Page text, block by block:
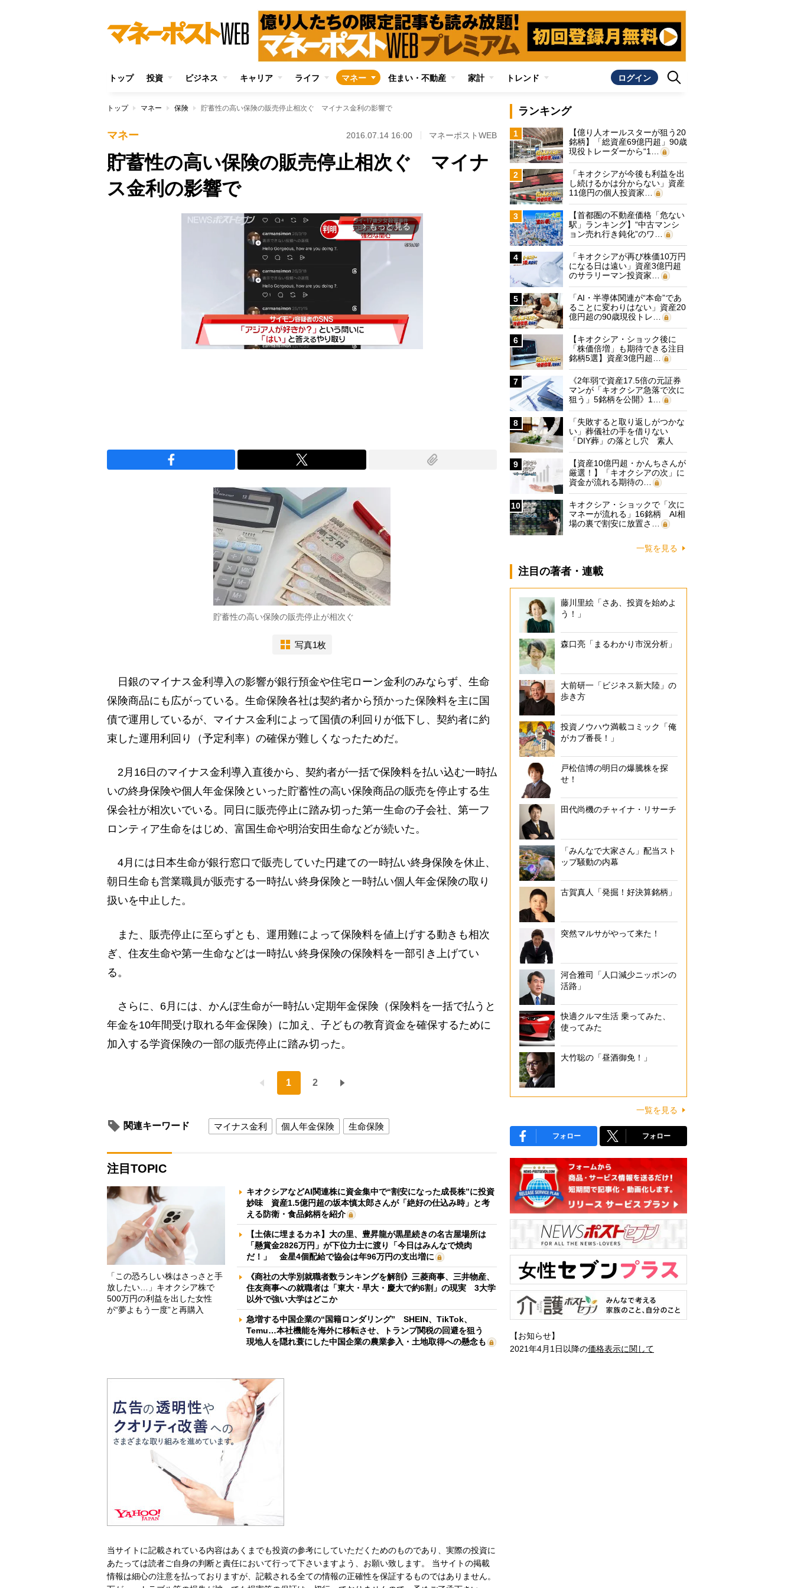
トップ 投資 ビジネス キャリア ライフ マネー 住まい・不動産 家計 トレンド ログイン
トップ マネー 保険 貯蓄性の高い保険の販売停止相次ぐ マイナス金利の影響で
マネー 2016.07.14 16:00 マネーポストWEB
貯蓄性の高い保険の販売停止相次ぐ マイナ
ス金利の影響で
arrow_forward_ios もっと見る
貯蓄性の高い保険の販売停止が相次ぐ
写真1枚
日銀のマイナス金利導入の影響が銀行預金や住宅ローン金利のみならず、生命
保険商品にも広がっている。生命保険各社は契約者から預かった保険料を主に国
債で運用しているが、マイナス金利によって国債の利回りが低下し、契約者に約
束した運用利回り（予定利率）の確保が難しくなったためだ。
2月16日のマイナス金利導入直後から、契約者が一括で保険料を払い込む一時払
いの終身保険や個人年金保険といった貯蓄性の高い保険商品の販売を停止する生
保会社が相次いでいる。同日に販売停止に踏み切った第一生命の子会社、第一フ
ロンティア生命をはじめ、富国生命や明治安田生命などが続いた。
4月には日本生命が銀行窓口で販売していた円建ての一時払い終身保険を休止、
朝日生命も営業職員が販売する一時払い終身保険と一時払い個人年金保険の取り
扱いを中止した。
また、販売停止に至らずとも、運用難によって保険料を値上げする動きも相次
ぎ、住友生命や第一生命などは一時払い終身保険の保険料を一部引き上げてい
る。
さらに、6月には、かんぽ生命が一時払い定期年金保険（保険料を一括で払うと
年金を10年間受け取れる年金保険）に加え、子どもの教育資金を確保するために
加入する学資保険の一部の販売停止に踏み切った。
1 2
関連キーワード マイナス金利 個人年金保険 生命保険
注目TOPIC
「この恐ろしい株はさっさと手
放したい…」キオクシア株で
500万円の利益を出した女性
が“夢よもう一度”と再購入
キオクシアなどAI関連株に資金集中で“割安になった成長株”に投資
妙味 資産1.5億円超の坂本慎太郎さんが「絶好の仕込み時」と考
える防衛・食品銘柄を紹介
【土俵に埋まるカネ】大の里、豊昇龍が黒星続きの名古屋場所は
「懸賞金2826万円」が下位力士に渡り「今日はみんなで焼肉
だ！」 金星4個配給で協会は年96万円の支出増に
《商社の大学別就職者数ランキングを解剖》三菱商事、三井物産、
住友商事への就職者は「東大・早大・慶大で約6割」の現実 3大学
以外で強い大学はどこか
急増する中国企業の“国籍ロンダリング” SHEIN、TikTok、
Temu…本社機能を海外に移転させ、トランプ関税の回避を狙う
現地人を隠れ蓑にした中国企業の農業参入・土地取得への懸念も
当サイトに記載されている内容はあくまでも投資の参考にしていただくためのものであり、実際の投資に
あたっては読者ご自身の判断と責任において行って下さいますよう、お願い致します。 当サイトの掲載
情報は細心の注意を払っておりますが、記載される全ての情報の正確性を保証するものではありません。
ランキング
1
【億り人オールスターが狙う20
銘柄】「総資産69億円超」90歳
現役トレーダーから“1…
2
「キオクシアが今後も利益を出
し続けるかは分からない」資産
11億円の個人投資家…
3
【首都圏の不動産価格「危ない
駅」ランキング】“中古マンシ
ョン売れ行き鈍化”のワ…
4
「キオクシアが再び株価10万円
になる日は遠い」資産3億円超
のサラリーマン投資家…
5
「AI・半導体関連が“本命”であ
ることに変わりはない」資産20
億円超の90歳現役トレ…
6
【キオクシア・ショック後に
「株価倍増」も期待できる注目
銘柄5選】資産3億円超…
7
《2年弱で資産17.5倍の元証券
マンが「キオクシア急落で次に
狙う」5銘柄を公開》1…
8
「失敗すると取り返しがつかな
い」葬儀社の手を借りない
「DIY葬」の落とし穴 素人
に…
9
【資産10億円超・かんちさんが
厳選！】「キオクシアの次」に
資金が流れる期待の…
10
キオクシア・ショックで「次に
マネーが流れる」16銘柄 AI相
場の裏で割安に放置さ…
一覧を見る
注目の著者・連載
藤川里絵「さあ、投資を始めよ
う！」
森口亮「まるわかり市況分析」
大前研一「ビジネス新大陸」の
歩き方
投資ノウハウ満載コミック「俺
がカブ番長！」
戸松信博の明日の爆騰株を探
せ！
田代尚機のチャイナ・リサーチ
「みんなで大家さん」配当スト
ップ騒動の内幕
古賀真人「発掘！好決算銘柄」
突然マルサがやって来た！
河合雅司「人口減少ニッポンの
活路」
快適クルマ生活 乗ってみた、
使ってみた
大竹聡の「昼酒御免！」
一覧を見る
フォロー フォロー
【お知らせ】
2021年4月1日以降の価格表示に関して